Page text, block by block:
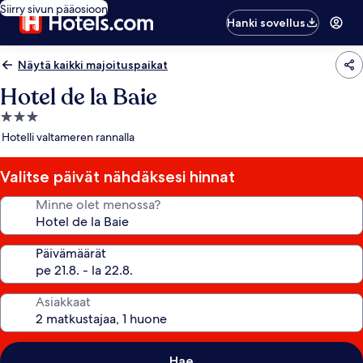
Siirry sivun pääosioon
Hanki sovellus
Näytä kaikki majoituspaikat
Hotel de la Baie
3.0
tähden
Hotelli valtameren rannalla
Valitse päivät nähdäksesi hinnat
Minne olet menossa?
Päivämäärät
Asiakkaat